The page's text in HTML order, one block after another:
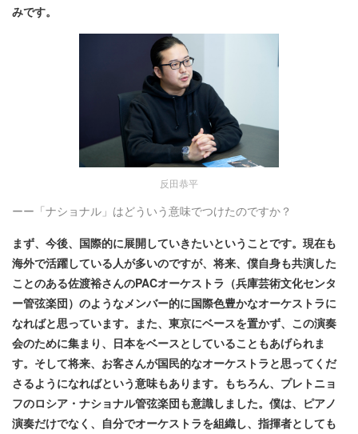
みです。
反田恭平
ーー「ナショナル」はどういう意味でつけたのですか？
まず、今後、国際的に展開していきたいということです。現在も
海外で活躍している人が多いのですが、将来、僕自身も共演した
ことのある佐渡裕さんのPACオーケストラ（兵庫芸術文化センタ
ー管弦楽団）のようなメンバー的に国際色豊かなオーケストラに
なればと思っています。また、東京にベースを置かず、この演奏
会のために集まり、日本をベースとしていることもあげられま
す。そして将来、お客さんが国民的なオーケストラと思ってくだ
さるようになればという意味もあります。もちろん、プレトニョ
フのロシア・ナショナル管弦楽団も意識しました。僕は、ピアノ
演奏だけでなく、自分でオーケストラを組織し、指揮者としても